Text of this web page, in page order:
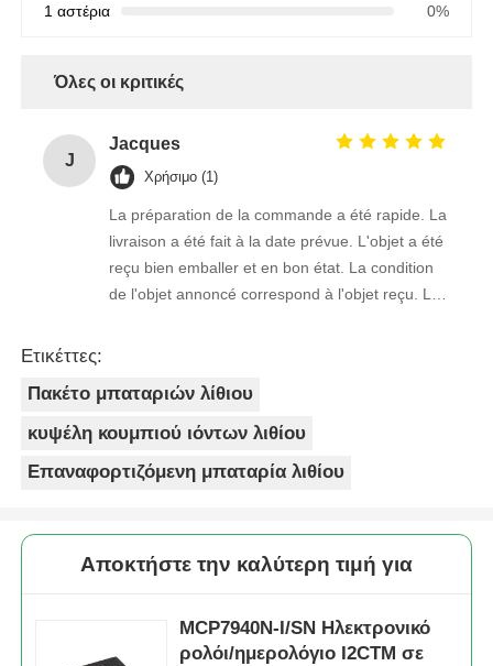
1 αστέρια
0%
Όλες οι κριτικές
J
Jacques
Χρήσιμο (1)
La préparation de la commande a été rapide. La
livraison a été fait à la date prévue. L'objet a été
reçu bien emballer et en bon état. La condition
de l'objet annoncé correspond à l'objet reçu. Le
Ετικέττες:
Πακέτο μπαταριών λίθιου
κυψέλη κουμπιού ιόντων λιθίου
Επαναφορτιζόμενη μπαταρία λιθίου
Αποκτήστε την καλύτερη τιμή για
MCP7940N-I/SN Ηλεκτρονικό
ρολόι/ημερολόγιο I2CTM σε